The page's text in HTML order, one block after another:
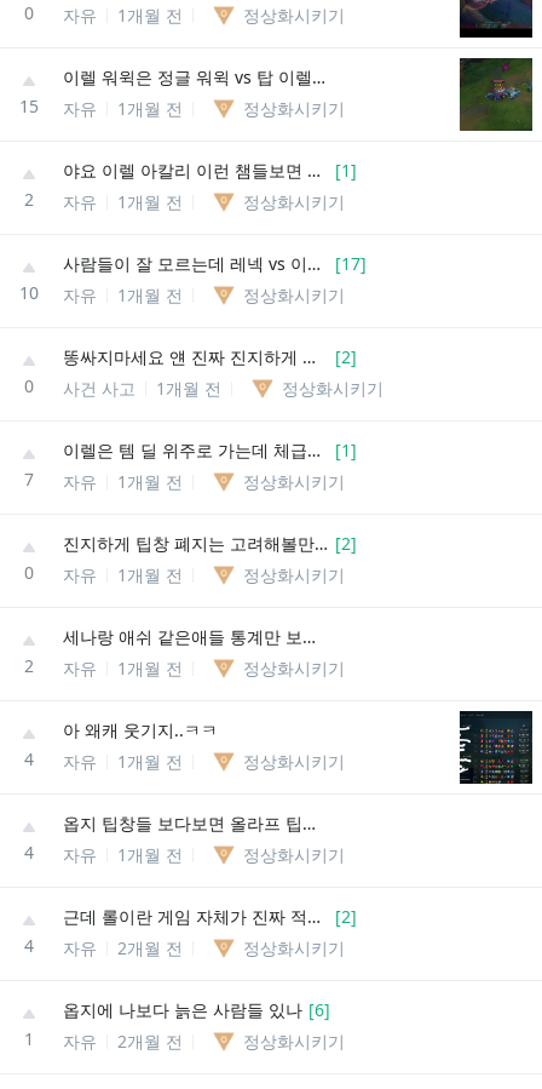
0
자유
1개월 전 정상화시키기
15
이렐 워윅은 정글 워윅 vs 탑 이렐 같은 구도일때도 절망적임
자유
1개월 전 정상화시키기
2
야요 이렐 아칼리 이런 챔들보면 가끔 날먹이다 저점 높다 소리 나오는데 [1]
자유
1개월 전 정상화시키기
10
사람들이 잘 모르는데 레넥 vs 이렐도 사이드 맞다이는 레넥이 이김 [17]
자유
1개월 전 정상화시키기
0
똥싸지마세요 얜 진짜 진지하게 브루저 챔들 해보고 팁창에 그 짓하는지도 의문이더라 [2]
사건 사고
1개월 전 정상화시키기
7
이렐은 템 딜 위주로 가는데 체급이 나오냐 이 소리가 사실 직접 해보면 왜 딜 가는지 알수있음 [1]
자유
1개월 전 정상화시키기
0
진지하게 팁창 폐지는 고려해볼만하지않나 [2]
자유
1개월 전 정상화시키기
2
세나랑 애쉬 같은애들 통계만 보면 저점도 ㅈㄴ 높을거같은데
자유
1개월 전 정상화시키기
4
아 왜캐 웃기지..ㅋㅋ
자유
1개월 전 정상화시키기
4
옵지 팁창들 보다보면 올라프 팁창은 보호가 잘되고 있는듯
자유
1개월 전 정상화시키기
4
근데 롤이란 게임 자체가 진짜 적어보이는 수치의 너프 버프로도 챔프 티어가 극과극을 오갈수 있는데 [2]
자유
2개월 전 정상화시키기
1
옵지에 나보다 늙은 사람들 있나 [6]
자유
2개월 전 정상화시키기